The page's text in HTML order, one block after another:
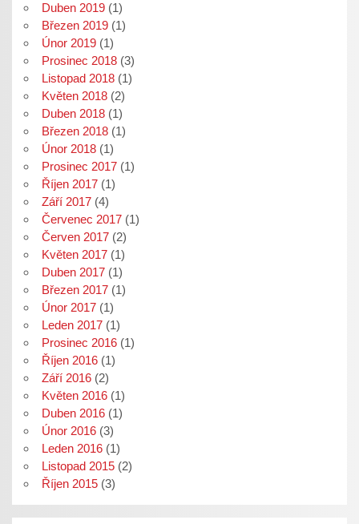
Duben 2019(1)
Březen 2019(1)
Únor 2019(1)
Prosinec 2018(3)
Listopad 2018(1)
Květen 2018(2)
Duben 2018(1)
Březen 2018(1)
Únor 2018(1)
Prosinec 2017(1)
Říjen 2017(1)
Září 2017(4)
Červenec 2017(1)
Červen 2017(2)
Květen 2017(1)
Duben 2017(1)
Březen 2017(1)
Únor 2017(1)
Leden 2017(1)
Prosinec 2016(1)
Říjen 2016(1)
Září 2016(2)
Květen 2016(1)
Duben 2016(1)
Únor 2016(3)
Leden 2016(1)
Listopad 2015(2)
Říjen 2015(3)